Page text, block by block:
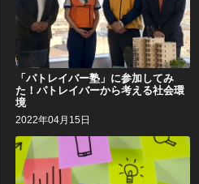
「パトレイバー塾」に参加してみ
た！パトレイバーから考える社会環
境
2022年04月15日